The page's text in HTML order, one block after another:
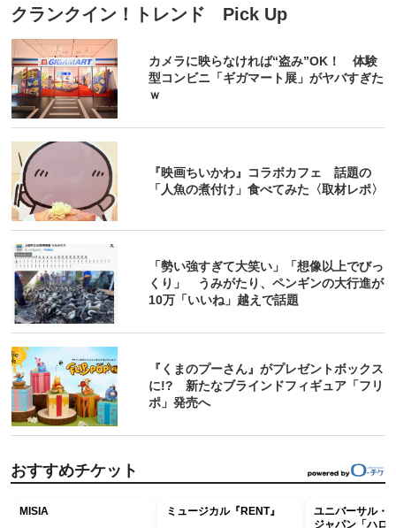
クランクイン！トレンド Pick Up
カメラに映らなければ“盗み”OK！ 体験
型コンビニ「ギガマート展」がヤバすぎた
ｗ
『映画ちいかわ』コラボカフェ 話題の
「人魚の煮付け」食べてみた〈取材レポ〉
「勢い強すぎて大笑い」「想像以上でびっ
くり」 うみがたり、ペンギンの大行進が
10万「いいね」越えで話題
『くまのプーさん』がプレゼントボックス
に!? 新たなブラインドフィギュア「フリ
ポ」発売へ
おすすめチケット
MISIA ミュージカル『RENT』
ユニバーサル・
ジャパン「ハロ